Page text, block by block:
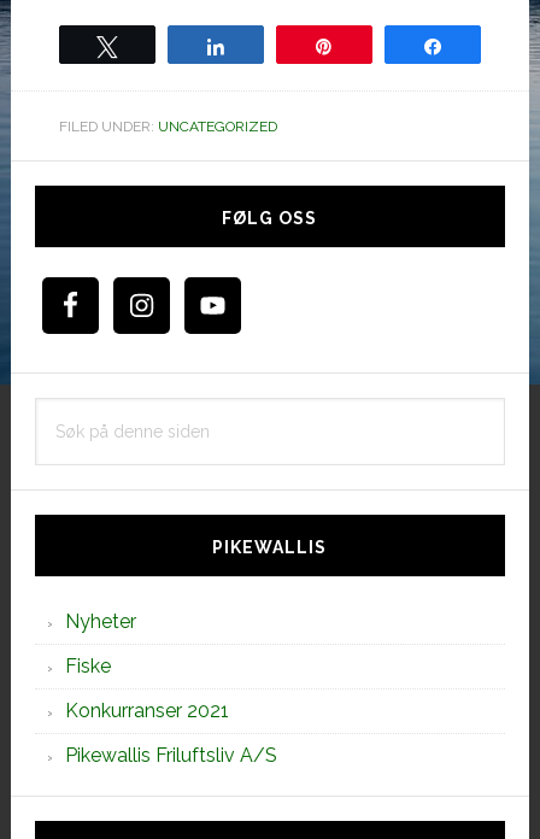
FILED UNDER: UNCATEGORIZED
Hoved
FØLG OSS
PIKEWALLIS
Nyheter
Fiske
Konkurranser 2021
Pikewallis Friluftsliv A/S